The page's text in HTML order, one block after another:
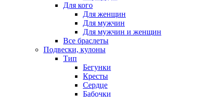
Для кого
Для женщин
Для мужчин
Для мужчин и женщин
Все браслеты
Подвески, кулоны
Тип
Бегунки
Кресты
Сердце
Бабочки